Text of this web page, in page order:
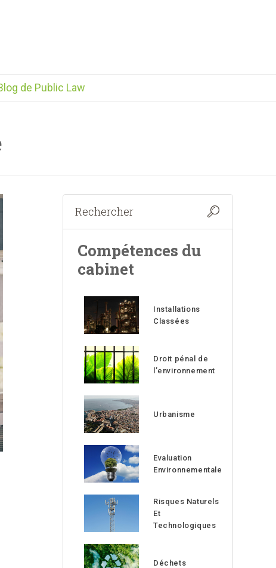
de Public Law
Compétences du
cabinet
Installations
Classées
Droit pénal de
l’environnement
Urbanisme
Evaluation
Environnementale
Risques Naturels
Et
Technologiques
Déchets